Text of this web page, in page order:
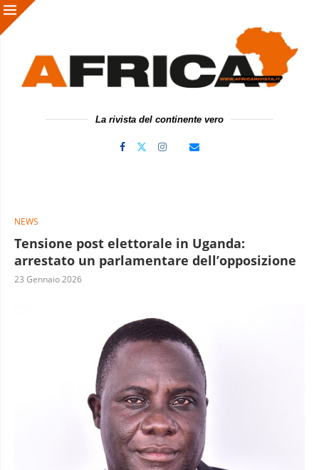
La rivista del continente vero
NEWS
Tensione post elettorale in Uganda:
arrestato un parlamentare dell’opposizione
23 Gennaio 2026